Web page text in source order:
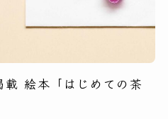
絵本「はじめての茶